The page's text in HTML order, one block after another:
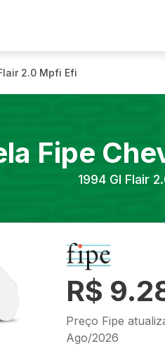
2.0 Mpfi Efi
Fipe
1994 Gl Flair
R$
Preço Fipe
Ago/2026